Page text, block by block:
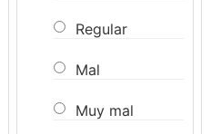
Regular
Mal
Muy mal